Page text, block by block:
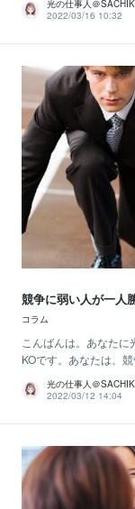
光の仕事人＠
2022/03/16 10:32
競争に弱い人が一人
コラム
こんばんは。あなた
KOです。あなたは、
光の仕事人＠
2022/03/12 14:04